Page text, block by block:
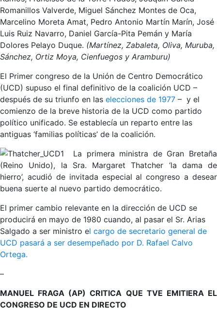
Romanillos Valverde, Miguel Sánchez Montes de Oca,
Marcelino Moreta Amat, Pedro Antonio Martín Marín, José
Luis Ruiz Navarro, Daniel García-Pita Pemán y María
Dolores Pelayo Duque. (Martínez, Zabaleta, Oliva, Muruba,
Sánchez, Ortiz Moya, Cienfuegos y Aramburu)
El Primer congreso de la Unión de Centro Democrático
(UCD) supuso el final definitivo de la coalición UCD –
después de su triunfo en las elecciones de 1977 – y el
comienzo de la breve historia de la UCD como partido
político unificado. Se establecía un reparto entre las
antiguas ‘familias políticas’ de la coalición.
La primera ministra de Gran Bretaña
(Reino Unido), la Sra. Margaret Thatcher ‘la dama de
hierro’, acudió de invitada especial al congreso a desear
buena suerte al nuevo partido democrático.
El primer cambio relevante en la dirección de UCD se
producirá en mayo de 1980 cuando, al pasar el Sr. Arias
Salgado a ser ministro el cargo de secretario general de
UCD pasará a ser desempeñado por D. Rafael Calvo
Ortega.
–
MANUEL FRAGA (AP) CRITICA QUE TVE EMITIERA EL
CONGRESO DE UCD EN DIRECTO